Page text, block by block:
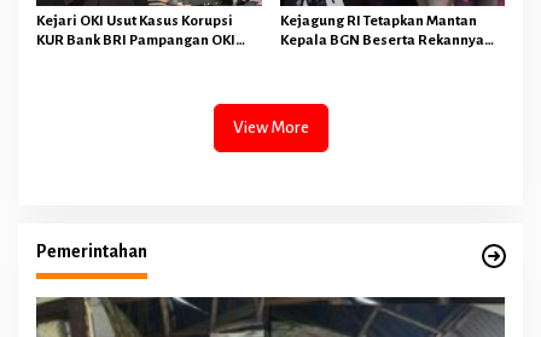
Kejari OKI Usut Kasus Korupsi
KUR Bank BRI Pampangan OKI
Kejagung RI Tetapkan Mantan
Kepala BGN Beserta Rekannya
View More
Pemerintahan